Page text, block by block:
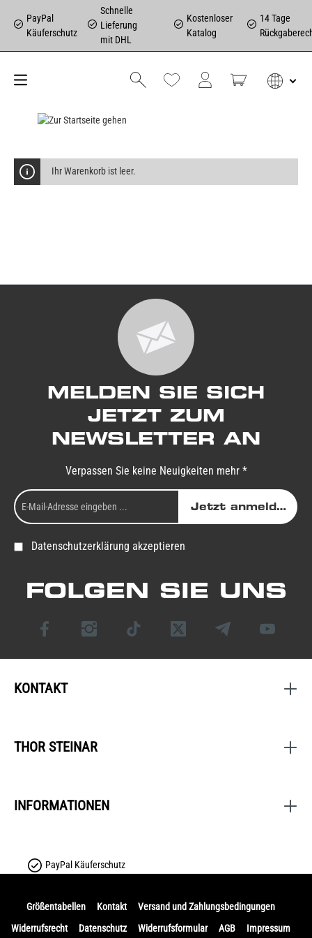
PayPal
Käuferschutz
Schnelle
Lieferung
mit DHL
Kostenloser
Katalog
14 Tage
Ihr Warenkorb ist leer.
MELDEN SIE SICH
JETZT ZUM
NEWSLETTER AN
Verpassen Sie keine Neuigkeiten mehr *
Jetzt anmelden
Datenschutzerklärung akzeptieren
FOLGEN SIE UNS
KONTAKT
THOR STEINAR
INFORMATIONEN
PayPal Käuferschutz
Größentabellen Kontakt
Versand und Zahlungsbedingungen
Widerrufsrecht
Datenschutz Widerrufsformular AGB Impressum